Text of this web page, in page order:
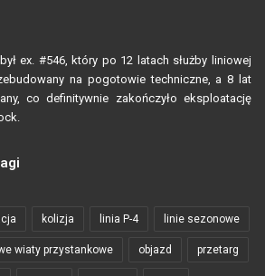
ex. #546, który po 12 latach służby liniowej
na pogotowie techniczne, a 8 lat
co definitywnie zakończyło eksploatację
kolizja linia P-4 linie sezonowe
wiaty przystankowe objazd przetarg